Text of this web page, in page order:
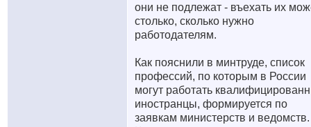
они не подлежат - въехать их
столько, сколько нужно
работодателям.
Как пояснили в минтруде, список
профессий, по которым в России
могут работать
иностранцы, формируется по
заявкам министерств и ведомств.